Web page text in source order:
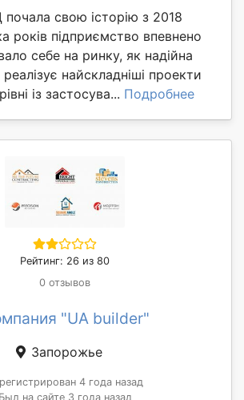
свою історію з 2018
років підприємство впевнено
себе на ринку, як надійна
найскладніші проекти
із застосува... Подробнее
Рейтинг: 26 из 80
0 отзывов
"UA builder"
Запорожье
4 года назад
Был на сайте 3 года назад